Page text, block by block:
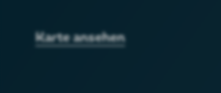
Karte ansehen